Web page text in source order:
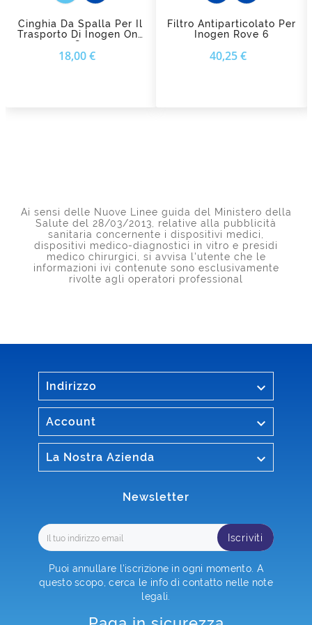
Cinghia Da Spalla Per Il
Trasporto Di Inogen One
G4
18,00 €
Filtro Antiparticolato Per
Inogen Rove 6
40,25 €
Ai sensi delle Nuove Linee guida del Ministero della
Salute del 28/03/2013, relative alla pubblicità
sanitaria concernente i dispositivi medici,
dispositivi medico-diagnostici in vitro e presidi
medico chirurgici, si avvisa l'utente che le
informazioni ivi contenute sono esclusivamente
rivolte agli operatori professional
Indirizzo 
Account 
La Nostra Azienda 
Newsletter
Iscriviti
Puoi annullare l'iscrizione in ogni momento. A
questo scopo, cerca le info di contatto nelle note
legali.